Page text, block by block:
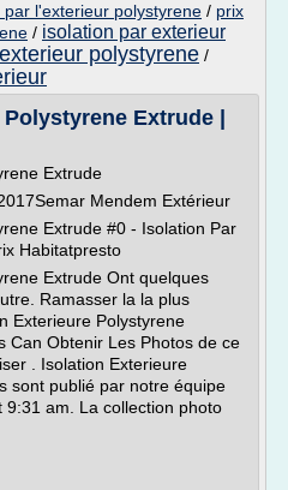
par l'exterieur polystyrene / prix
/ isolation par exterieur
polystyrene /
Extrude |
Extrude
Mendem Extérieur
Extrude #0 - Isolation Par
Habitatpresto
Extrude Ont quelques
Ramasser la la plus
Exterieure Polystyrene
Can Obtenir Les Photos de ce
. Isolation Exterieure
sont publié par notre équipe
am. La collection photo